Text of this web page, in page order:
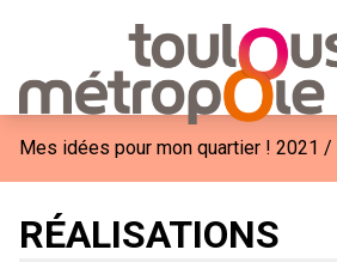
Mes idées pour mon quartier ! 2021 /
RÉALISATIONS